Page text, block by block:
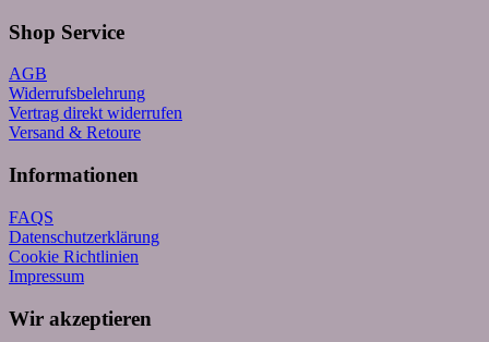
Shop Service
AGB
Widerrufsbelehrung
Vertrag direkt widerrufen
Versand & Retoure
Informationen
FAQS
Datenschutzerklärung
Cookie Richtlinien
Impressum
Wir akzeptieren